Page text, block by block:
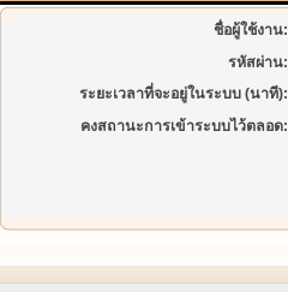
ชื่อผู้ใช้งาน:
รหัสผ่าน:
ระยะเวลาที่จะอยู่ในระบบ (นาที):
คงสถานะการเข้าระบบไว้ตลอด: